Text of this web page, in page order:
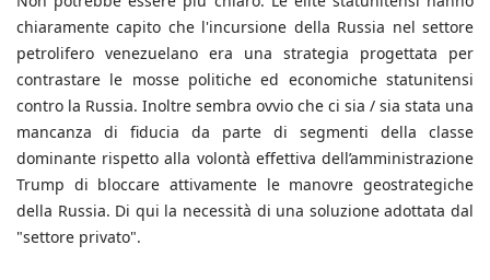
chiaramente capito che l'incursione della Russia nel settore
petrolifero venezuelano era una strategia progettata per
contrastare le mosse politiche ed economiche statunitensi
contro la Russia. Inoltre sembra ovvio che ci sia / sia stata una
mancanza di fiducia da parte di segmenti della classe
dominante rispetto alla volontà effettiva dell’amministrazione
Trump di bloccare attivamente le manovre geostrategiche
della Russia. Di qui la necessità di una soluzione adottata dal
"settore privato".